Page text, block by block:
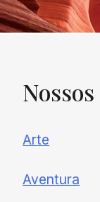
Nossos
Arte
Aventura